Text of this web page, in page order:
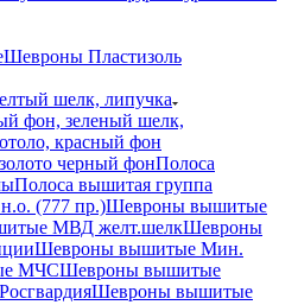
Шевроны Пластизоль
шелк, липучка
фон, зеленый шелк,
красный фон
черный фонПолоса
Полоса вышитая группа
(777 пр.)Шевроны вышитые
МВД желт.шелкШевроны
Шевроны вышитые Мин.
МЧСШевроны вышитые
Шевроны вышитые